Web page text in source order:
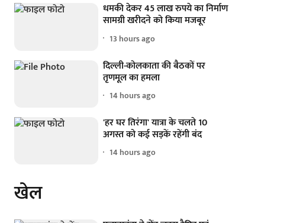
धमकी देकर 45 लाख रुपये का निर्माण
सामग्री खरीदने को किया मजबूर
13 hours ago
दिल्ली-कोलकाता की बैठकों पर
तृणमूल का हमला
14 hours ago
'हर घर तिरंगा' यात्रा के चलते 10
अगस्त को कई सड़कें रहेंगी बंद
14 hours ago
खेल